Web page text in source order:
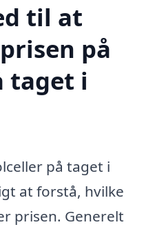
til at
på
taget i
på taget i
at forstå, hvilke
prisen. Generelt